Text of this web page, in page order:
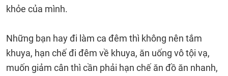
khỏe của mình.
Những bạn hay đi làm ca đêm thì không nên tắm
khuya, hạn chế đi đêm về khuya, ăn uống vô tội vạ,
muốn giảm cân thì cần phải hạn chế ăn đồ ăn nhanh,